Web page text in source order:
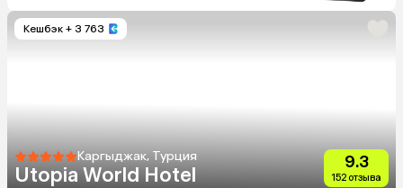
Кешбэк + 3 763
Каргыджак, Турция
Utopia World Hotel
9.3
152 отзыва